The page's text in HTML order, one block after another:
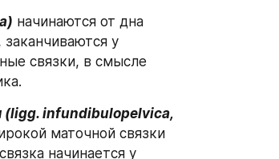
начинаются от дна
у
связки, в смысле
(ligg. infundibulopelvica,
маточной связки
начинается у